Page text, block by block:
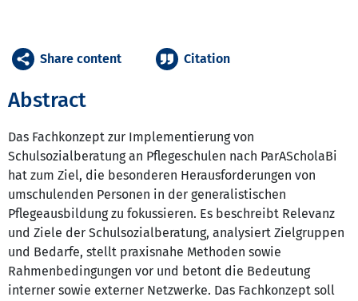
Abstract
Das Fachkonzept zur Implementierung von
Schulsozialberatung an Pflegeschulen nach ParAScholaBi
hat zum Ziel, die besonderen Herausforderungen von
umschulenden Personen in der generalistischen
Pflegeausbildung zu fokussieren. Es beschreibt Relevanz
und Ziele der Schulsozialberatung, analysiert Zielgruppen
und Bedarfe, stellt praxisnahe Methoden sowie
Rahmenbedingungen vor und betont die Bedeutung
interner sowie externer Netzwerke. Das Fachkonzept soll
Share content Citation